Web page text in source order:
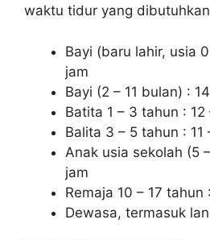
waktu tidur yang
Bayi (baru lahir, usia
jam
Bayi (2 – 11 bulan) :
Batita 1 – 3 tahun : 12
Balita 3 – 5 tahun : 11
Anak usia sekolah (5
jam
Remaja 10 – 17
Dewasa, termasuk